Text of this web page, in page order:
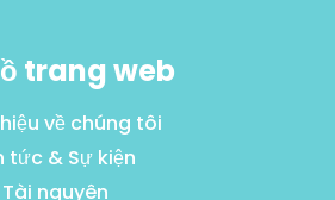
trang web
về chúng tôi
tức & Sự kiện
Tài nguyên